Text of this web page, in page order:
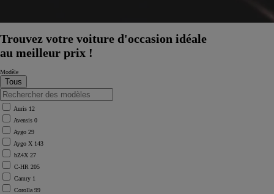
Trouvez votre voiture d'occasion idéale
au meilleur prix !
Modèle
Auris 12
Avensis 0
Aygo 29
Aygo X 143
bZ4X 27
C-HR 205
Camry 1
Corolla 99